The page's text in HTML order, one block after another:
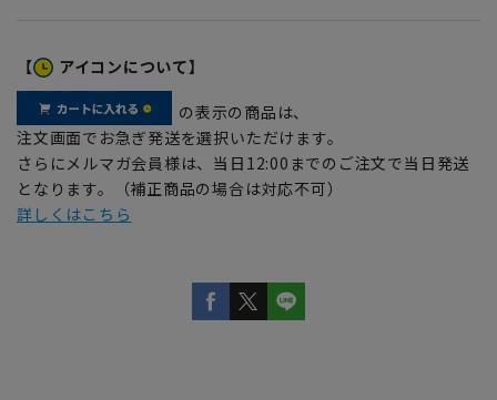
【 アイコンについて】
の表示の商品は、
注文画面でお急ぎ発送を選択いただけます。
さらにメルマガ会員様は、当日12:00までのご注文で当日発送
となります。（補正商品の場合は対応不可）
詳しくはこちら